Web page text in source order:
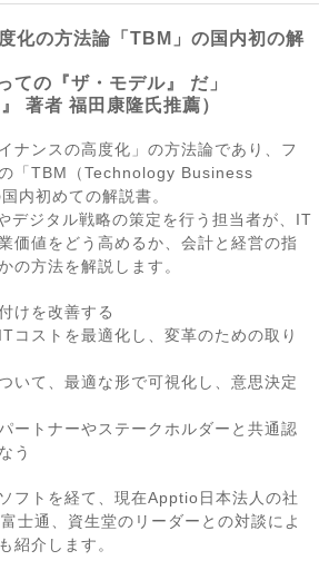
化の方法論「TBM」の国内初の解
ての『ザ・モデル』 だ」
著者 福田康隆氏推薦）
ナンスの高度化」の方法論であり、フ
「TBM（Technology Business
内初めての解説書。
デジタル戦略の策定を行う担当者が、IT
価値をどう高めるか、会計と経営の指
の方法を解説します。
けを改善する
コストを最適化し、変革のための取り
いて、最適な形で可視化し、意思決定
ートナーやステークホルダーと共通認
う
フトを経て、現在Apptio日本法人の社
士通、資生堂のリーダーとの対談によ
紹介します。